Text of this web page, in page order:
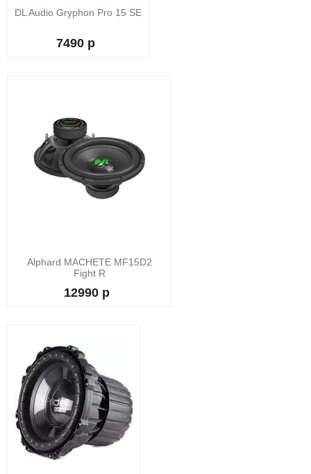
DL Audio Gryphon Pro 15 SE
7490 р
Alphard MACHETE MF15D2
Fight R
12990 р